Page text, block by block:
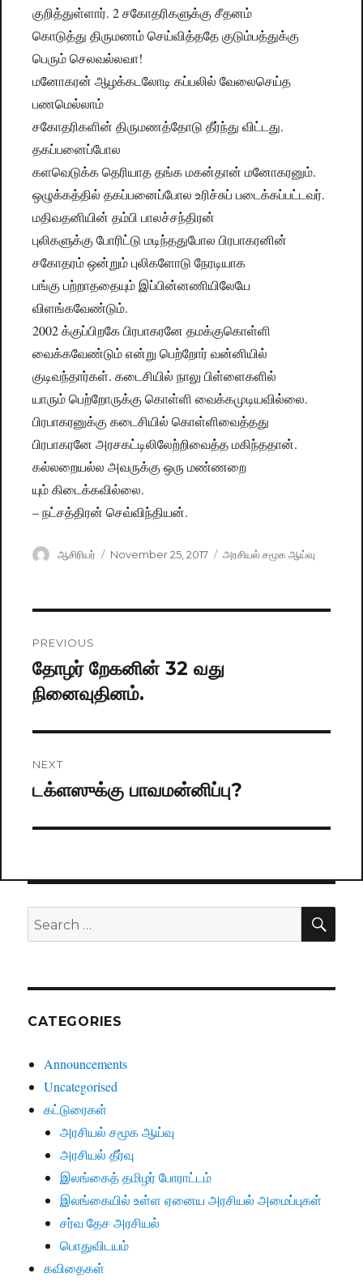
குறித்துள்ளார். 2 சகோதரிகளுக்கு சீதனம்
கொடுத்து திருமணம் செய்வித்ததே குடும்பத்துக்கு
பெரும் செலவல்லவா!
மனோகரன் ஆழக்கடலோடி கப்பலில் வேலைசெய்த
பணமெல்லாம்
சகோதரிகளின் திருமணத்தோடு தீர்ந்து விட்டது.
தகப்பனைப்போல
களவெடுக்க தெரியாத தங்க மகன்தான் மனோகரனும்.
ஒழுக்கத்தில் தகப்பனைப்போல உரிச்சுப் படைக்கப்பட்டவர்.
மதிவதனியின் தம்பி பாலச்சந்திரன்
புலிகளுக்கு போரிட்டு மடிந்ததுபோல பிரபாகரனின்
சகோதரம் ஒன்றும் புலிகளோடு நேரடியாக
பங்கு பற்றாததையும் இப்பின்னணியிலேயே
விளங்கவேண்டும்.
2002 க்குப்பிறகே பிரபாகரனே தமக்குகொள்ளி
வைக்கவேண்டும் என்று பெற்றோர் வன்னியில்
குடிவந்தார்கள். கடைசியில் நாலு பிள்ளைகளில்
யாரும் பெற்றோருக்கு கொள்ளி வைக்கமுடியவில்லை.
பிரபாகரனுக்கு கடைசியில் கொள்ளிவைத்தது
பிரபாகரனே அரசகட்டிலிலேற்றிவைத்த மகிந்ததான்.
கல்லறையல்ல அவருக்கு ஒரு மண்ணறை
யும் கிடைக்கவில்லை.
– நட்சத்திரன் செவ்விந்தியன்.
Author
ஆசிரியர்
Posted
November 25, 2017 Categories
அரசியல் சமூக ஆய்வு
navigation
PREVIOUS
Previous
post:
தோழர் றேகனின் 32 வது
நினைவுதினம்.
NEXT
Next
டக்ளஸுக்கு பாவமன்னிப்பு?
Search
for:
CATEGORIES
Announcements
Uncategorised
கட்டுரைகள்
அரசியல் சமூக ஆய்வு
அரசியல் தீர்வு
இலங்கைத் தமிழர் போராட்டம்
இலங்கையில் உள்ள ஏனைய அரசியல் அமைப்புகள்
சர்வ தேச அரசியல்
பொதுவிடயம்
கவிதைகள்